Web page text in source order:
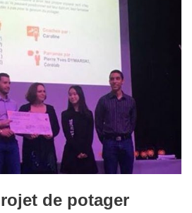
de potager